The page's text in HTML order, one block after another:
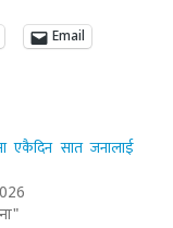
Email
एकैदिन सात जनालाई